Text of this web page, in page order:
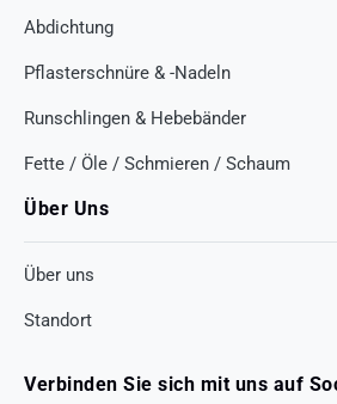
Abdichtung
Pflasterschnüre & -Nadeln
Runschlingen & Hebebänder
Fette / Öle / Schmieren / Schaum
Über Uns
Über uns
Standort
Verbinden Sie sich mit uns auf